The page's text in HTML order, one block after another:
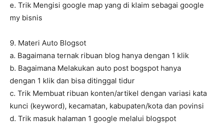
e. Trik Mengisi google map yang di klaim sebagai google
my bisnis
9. Materi Auto Blogsot
a. Bagaimana ternak ribuan blog hanya dengan 1 klik
b. Bagaimana Melakukan auto post bogspot hanya
dengan 1 klik dan bisa ditinggal tidur
c. Trik Membuat ribuan konten/artikel dengan variasi kata
kunci (keyword), kecamatan, kabupaten/kota dan povinsi
d. Trik masuk halaman 1 google melalui blogspot